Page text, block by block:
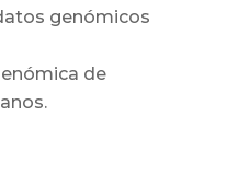
genómicos
de